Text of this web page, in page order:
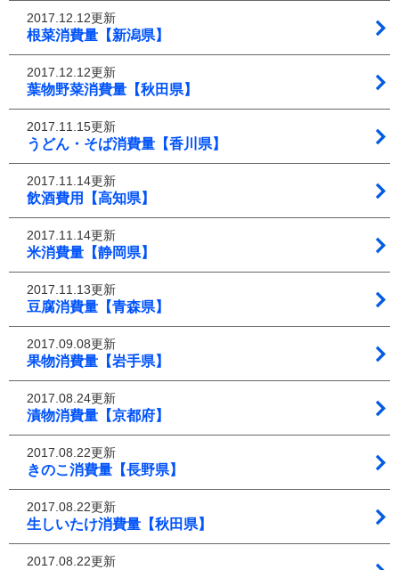
2017.12.12更新
根菜消費量【新潟県】
2017.12.12更新
葉物野菜消費量【秋田県】
2017.11.15更新
うどん・そば消費量【香川県】
2017.11.14更新
飲酒費用【高知県】
2017.11.14更新
米消費量【静岡県】
2017.11.13更新
豆腐消費量【青森県】
2017.09.08更新
果物消費量【岩手県】
2017.08.24更新
漬物消費量【京都府】
2017.08.22更新
きのこ消費量【長野県】
2017.08.22更新
生しいたけ消費量【秋田県】
2017.08.22更新